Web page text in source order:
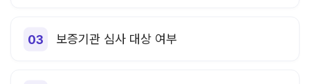
보증기관 심사 대상 여부